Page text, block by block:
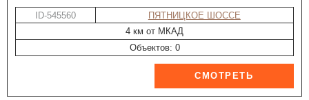
ID-545560
ПЯТНИЦКОЕ ШОССЕ
4 км от МКАД
Объектов: 0